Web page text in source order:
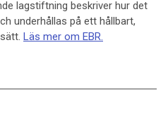
lagstiftning beskriver hur det
underhållas på ett hållbart,
Läs mer om EBR.